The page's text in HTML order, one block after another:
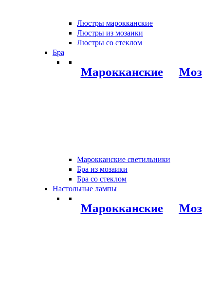
Люстры марокканские
Люстры из мозаики
Люстры со стеклом
Бра
Марокканские
Марокканские светильники
Бра из мозаики
Бра со стеклом
Настольные лампы
Марокканские